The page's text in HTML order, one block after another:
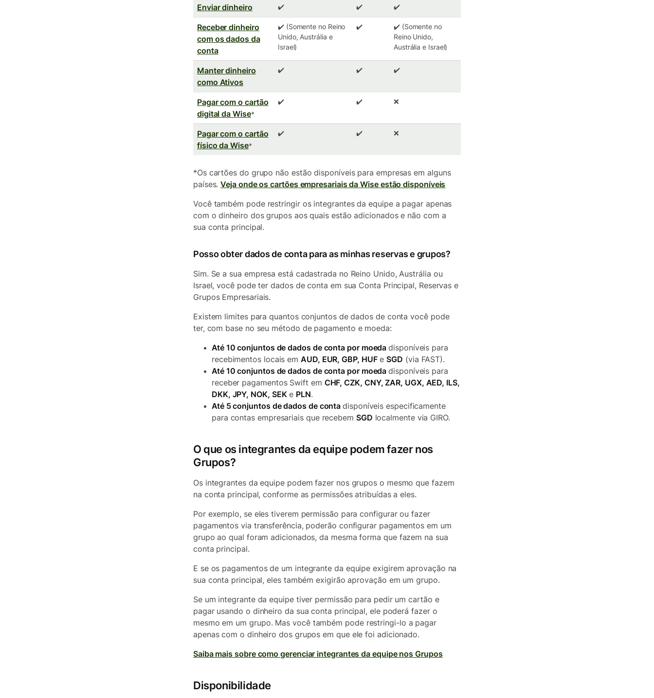
Enviar dinheiro ✔️ ✔️ ✔️
Receber dinheiro
com os dados da
conta
✔️ (Somente no Reino
Unido, Austrália e
Israel)
✔️
✔️ (Somente no
Reino Unido,
Austrália e Israel)
Manter dinheiro
como Ativos
✔️ ✔️ ✔️
Pagar com o cartão
digital da Wise*
✔️ ✔️ ❌
Pagar com o cartão
físico da Wise*
✔️ ✔️ ❌
*Os cartões do grupo não estão disponíveis para empresas em alguns
países.Veja onde os cartões empresariais da Wise estão disponíveis
Você também pode restringir os integrantes da equipe a pagar apenas
com o dinheiro dos grupos aos quais estão adicionados e não com a
sua conta principal.
Posso obter dados de conta para as minhas reservas e grupos?
Sim. Se a sua empresa está cadastrada no Reino Unido, Austrália ou
Israel, você pode ter dados de conta em sua Conta Principal, Reservas e
Grupos Empresariais.
Existem limites para quantos conjuntos de dados de conta você pode
ter, com base no seu método de pagamento e moeda:
Até 10 conjuntos de dados de conta por moedadisponíveis para
recebimentos locais em AUD, EUR, GBP, HUFeSGD (via FAST).
Até 10 conjuntos de dados de conta por moedadisponíveis para
receber pagamentos Swift em CHF, CZK, CNY, ZAR, UGX, AED, ILS,
DKK, JPY, NOK, SEKe PLN.
Até 5 conjuntos de dados de contadisponíveis especificamente
para contas empresariais que recebem SGD localmente via GIRO.
O que os integrantes da equipe podem fazer nos
Grupos?
Os integrantes da equipe podem fazer nos grupos o mesmo que fazem
na conta principal, conforme as permissões atribuídas a eles.
Por exemplo, se eles tiverem permissão para configurar ou fazer
pagamentos via transferência, poderão configurar pagamentos em um
grupo ao qual foram adicionados, da mesma forma que fazem na sua
conta principal.
E se os pagamentos de um integrante da equipe exigirem aprovação na
sua conta principal, eles também exigirão aprovação em um grupo.
Se um integrante da equipe tiver permissão para pedir um cartão e
pagar usando o dinheiro da sua conta principal, ele poderá fazer o
mesmo em um grupo. Mas você também pode restringi-lo a pagar
apenas com o dinheiro dos grupos em que ele foi adicionado.
Saiba mais sobre como gerenciar integrantes da equipe nos Grupos
Disponibilidade